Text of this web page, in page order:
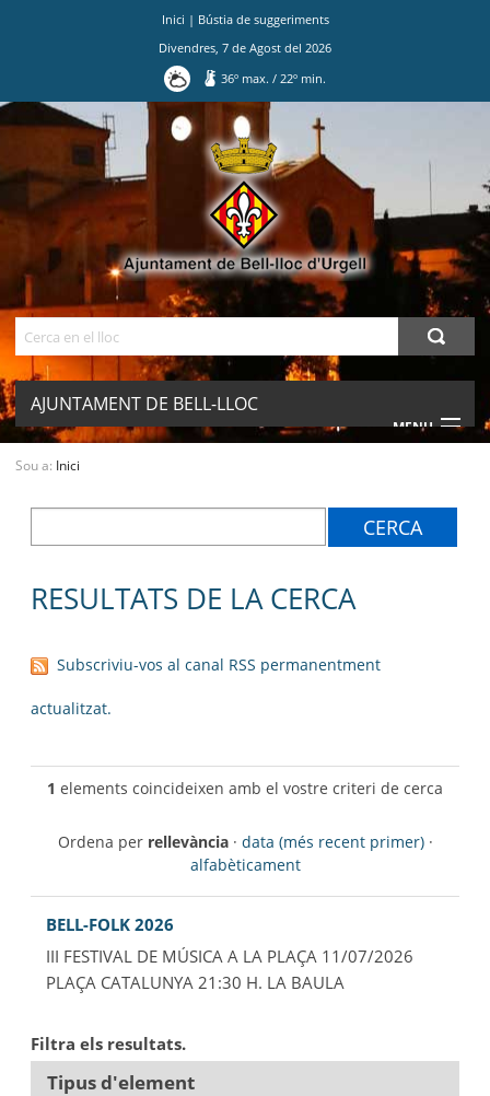
Inici | Bústia de suggeriments
Divendres 7 de Agost del 2026
36º max./ 22º min.
AJUNTAMENT DE BELL-LLOC
D'URGELL
MENU
MUNICIPI
SEU ELECTRÒNICA
Sou a: Inici
RESULTATS DE LA CERCA
Subscriviu-vos al canal RSS permanentment
actualitzat.
1 elements coincideixen amb el vostre criteri de cerca
Ordena per rellevància · data (més recent primer) ·
alfabèticament
BELL-FOLK 2026
III FESTIVAL DE MÚSICA A LA PLAÇA 11/07/2026
PLAÇA CATALUNYA 21:30 H. LA BAULA
Filtra els resultats.
Tipus d'element